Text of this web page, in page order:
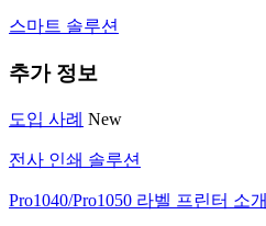
스마트 솔루션
추가 정보
도입 사례 New
전사 인쇄 솔루션
Pro1040/Pro1050 라벨 프린터 소개